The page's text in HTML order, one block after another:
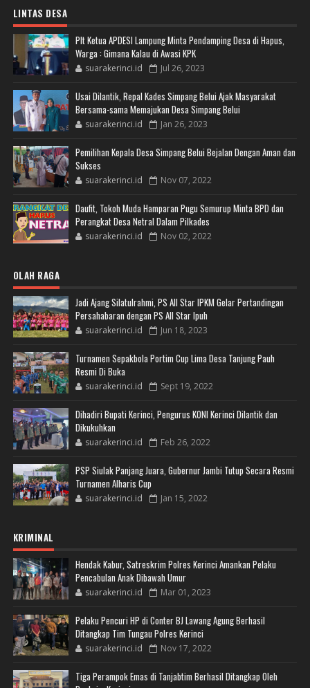
LINTAS DESA
Plt Ketua APDESI Lampung Minta Pendamping Desa di Hapus,
Warga : Gimana Kalau di Awasi KPK
suarakerinci.id Jul 26, 2023
Usai Dilantik, Repal Kades Simpang Belui Ajak Masyarakat
Bersama-sama Memajukan Desa Simpang Belui
suarakerinci.id Jan 26, 2023
Pemilihan Kepala Desa Simpang Belui Bejalan Dengan Aman dan
Sukses
suarakerinci.id Nov 07, 2022
Daufit, Tokoh Muda Hamparan Pugu Semurup Minta BPD dan
Perangkat Desa Netral Dalam Pilkades
suarakerinci.id Nov 02, 2022
OLAH RAGA
Jadi Ajang Silatulrahmi, PS All Star IPKM Gelar Pertandingan
Persahabaran dengan PS All Star Ipuh
suarakerinci.id Jun 18, 2023
Turnamen Sepakbola Portim Cup Lima Desa Tanjung Pauh
Resmi Di Buka
suarakerinci.id Sept 19, 2022
Dihadiri Bupati Kerinci, Pengurus KONI Kerinci Dilantik dan
Dikukuhkan
suarakerinci.id Feb 26, 2022
PSP Siulak Panjang Juara, Gubernur Jambi Tutup Secara Resmi
Turnamen Alharis Cup
suarakerinci.id Jan 15, 2022
KRIMINAL
Hendak Kabur, Satreskrim Polres Kerinci Amankan Pelaku
Pencabulan Anak Dibawah Umur
suarakerinci.id Mar 01, 2023
Pelaku Pencuri HP di Conter BJ Lawang Agung Berhasil
Ditangkap Tim Tungau Polres Kerinci
suarakerinci.id Nov 17, 2022
Tiga Perampok Emas di Tanjabtim Berhasil Ditangkap Oleh